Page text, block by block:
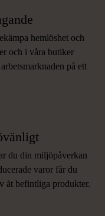
hemlöshet och
och i våra butiker
på ett
du din miljöpåverkan
varor får du
åt befintliga produkter.